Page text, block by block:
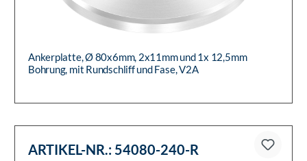
Ankerplatte, Ø 80x6mm, 2x11mm und 1x 12,5mm
Bohrung, mit Rundschliff und Fase, V2A
ARTIKEL-NR.: 54080-240-R